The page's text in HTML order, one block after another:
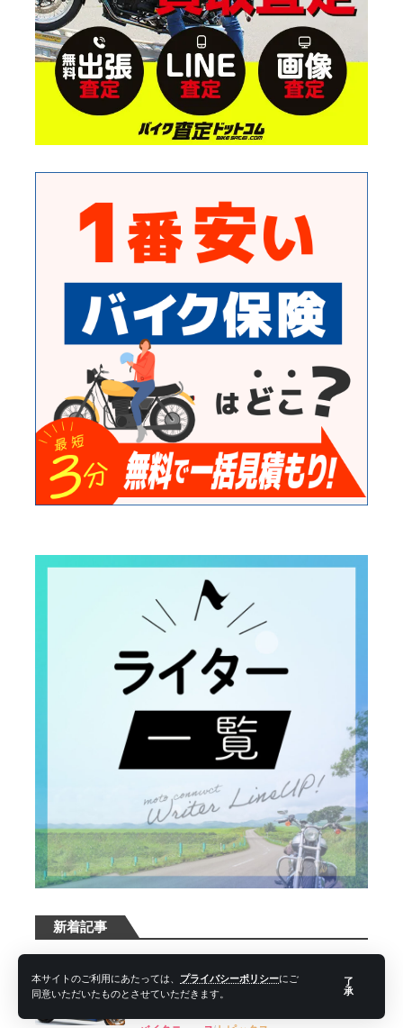
本サイトのご利用にあたっては、 プライバシーポリシーにご
同意いただいたものとさせていただきます。
了
承
新着記事
400 ABS」の仕様を一部変更して8月18
日発売